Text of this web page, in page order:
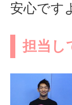
安心です
担当し